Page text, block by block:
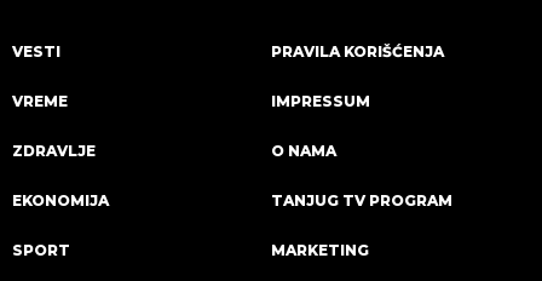
VESTI
VREME
ZDRAVLJE
EKONOMIJA
SPORT
PRAVILA KORIŠĆENJA
IMPRESSUM
O NAMA
TANJUG TV PROGRAM
MARKETING